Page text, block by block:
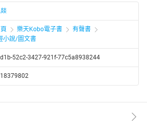
行：
匣中泛黄的纸页，是某个午夜电台突然闯
们是禁忌的絮语，是不为人知的角落滋生
胆量： 寻一静谧角落，调暗灯光，最好是
。你将不仅仅是读者，更像身处古老藏书
影里，亲耳聆听那令人背脊发凉的叙述。
是狰狞的冤魂索命？是深宅大院的诡异
念催生的怪诞？还是现代都市传说中隐藏
樂天Kobo電子書
有聲書
小說/圖文書
52c2-3427-921f-77c5a8938244